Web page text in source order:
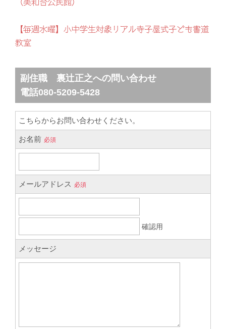
（美和台公民館）
【毎週水曜】小中学生対象リアル寺子屋式子ども書道
教室